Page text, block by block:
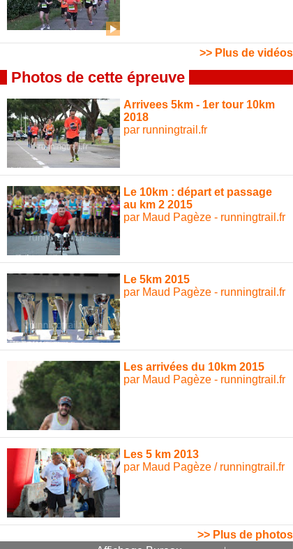
>> Plus de vidéos
Photos de cette épreuve
Arrivees 5km - 1er tour 10km
2018
par runningtrail.fr
Le 10km : départ et passage
au km 2 2015
par Maud Pagèze - runningtrail.fr
Le 5km 2015
par Maud Pagèze - runningtrail.fr
Les arrivées du 10km 2015
par Maud Pagèze - runningtrail.fr
Les 5 km 2013
par Maud Pagèze / runningtrail.fr
>> Plus de photos